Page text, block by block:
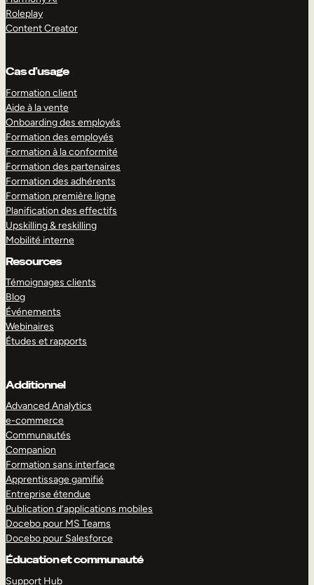
Roleplay
Content Creator
Cas d’usage
Formation client
Aide à la vente
Onboarding des employés
Formation des employés
Formation à la conformité
Formation des partenaires
Formation des adhérents
Formation première ligne
Planification des effectifs
Upskilling & reskilling
Mobilité interne
Resources
Témoignages clients
Blog
Événements
Webinaires
Études et rapports
Additionnel
Advanced Analytics
e-commerce
Communautés
Companion
Formation sans interface
Apprentissage gamifié
Entreprise étendue
Publication d’applications mobiles
Docebo pour MS Teams
Docebo pour Salesforce
Éducation et communauté
Support Hub